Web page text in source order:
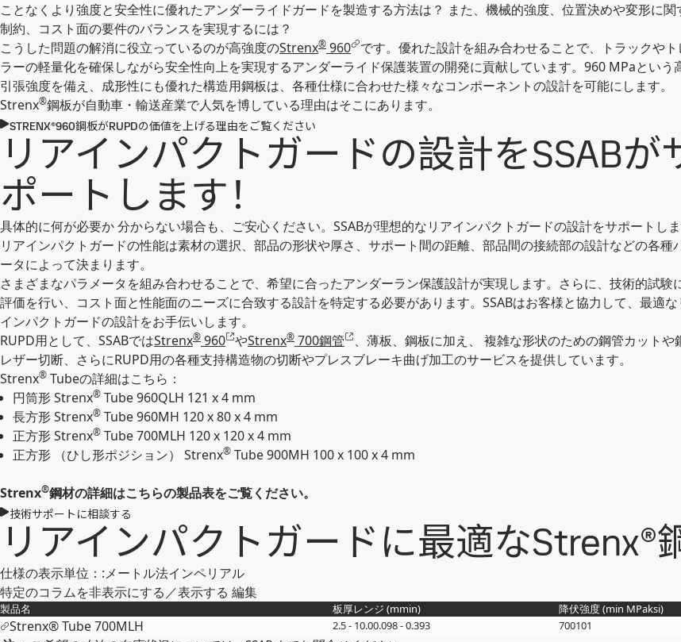
ことなくより強度と安全性に優れたアンダーライドガードを製造する方法は？ また、機械的強度、位置決めや変形に関
制約、コスト面の要件のバランスを実現するには？
こうした問題の解消に役立っているのが高強度のStrenx® 960 です。優れた設計を組み合わせることで、トラックやト
ラーの軽量化を確保しながら安全性向上を実現するアンダーライド保護装置の開発に貢献しています。960 MPaという
引張強度を備え、成形性にも優れた構造用鋼板は、各種仕様に合わせた様々なコンポーネントの設計を可能にします。
Strenx®鋼板が自動車・輸送産業で人気を博している理由はそこにあります。
STRENX®960鋼板がRUPDの価値を上げる理由をご覧ください
リアインパクトガードの設計をSSABが
ポートします！
具体的に何が必要か 分からない場合も、ご安心ください。SSABが理想的なリアインパクトガードの設計をサポートしま
リアインパクトガードの性能は素材の選択、部品の形状や厚さ、サポート間の距離、部品間の接続部の設計などの各種
ータによって決まります。
さまざまなパラメータを組み合わせることで、希望に合ったアンダーラン保護設計が実現します。さらに、技術的試験
評価を行い、コスト面と性能面のニーズに合致する設計を特定する必要があります。SSABはお客様と協力して、最適な
インパクトガードの設計をお手伝いします。
RUPD用として、SSABではStrenx® 960 やStrenx® 700鋼管
、薄板、鋼板に加え、 複雑な形状のための鋼管カットや
レザー切断、さらにRUPD用の各種支持構造物の切断やプレスブレーキ曲げ加工のサービスを提供しています。
Strenx® Tubeの詳細はこちら：
円筒形 Strenx® Tube 960QLH 121 x 4 mm
長方形 Strenx® Tube 960MH 120 x 80 x 4 mm
正方形 Strenx® Tube 700MLH 120 x 120 x 4 mm
正方形 （ひし形ポジション） Strenx® Tube 900MH 100 x 100 x 4 mm
Strenx®鋼材の詳細はこちらの製品表をご覧ください。
技術サポートに相談する
リアインパクトガードに最適なStrenx®
仕様の表示単位： :メートル法インペリアル
特定のコラムを非表示にする／表示する 編集
製品名 板厚レンジ (mmin) 降伏強度 (min MPaksi)
Strenx® Tube 700MLH 2.5 - 10.00.098 - 0.393 700101